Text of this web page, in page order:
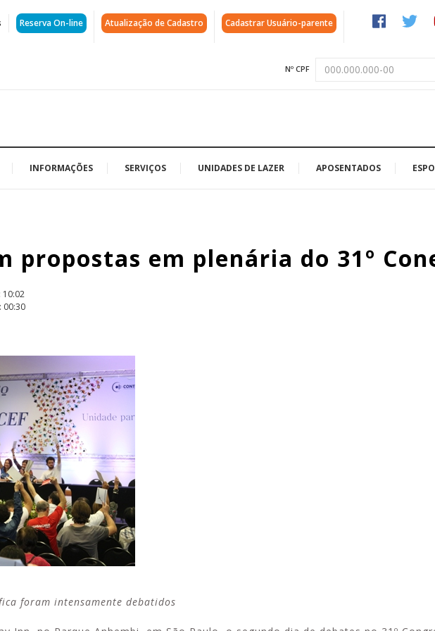
Reserva On-line Atualização de Cadastro Cadastrar Usuário-parente
Nº CPF
INFORMAÇÕES SERVIÇOS UNIDADES DE LAZER APOSENTADOS
propostas em plenária do 31º
10:02
00:30
foram intensamente debatidos